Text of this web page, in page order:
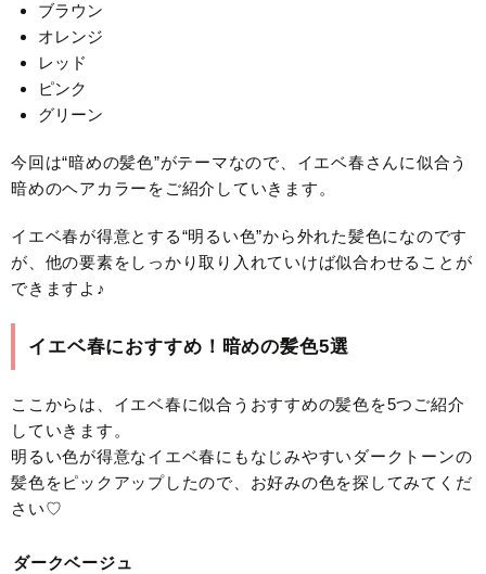
ブラウン
オレンジ
レッド
ピンク
グリーン
今回は“暗めの髪色”がテーマなので、イエベ春さんに似合う
暗めのヘアカラーをご紹介していきます。
イエベ春が得意とする“明るい色”から外れた髪色になのです
が、他の要素をしっかり取り入れていけば似合わせることが
できますよ♪
イエベ春におすすめ！暗めの髪色5選
ここからは、イエベ春に似合うおすすめの髪色を5つご紹介
していきます。
明るい色が得意なイエベ春にもなじみやすいダークトーンの
髪色をピックアップしたので、お好みの色を探してみてくだ
さい♡
ダークベージュ